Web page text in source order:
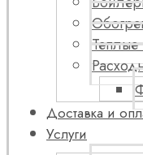
Доставка и
Услуги